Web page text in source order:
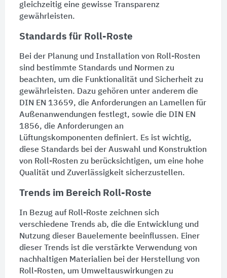
gleichzeitig eine gewisse Transparenz
gewährleisten.
Standards für Roll-Roste
Bei der Planung und Installation von Roll-Rosten
sind bestimmte Standards und Normen zu
beachten, um die Funktionalität und Sicherheit zu
gewährleisten. Dazu gehören unter anderem die
DIN EN 13659, die Anforderungen an Lamellen für
Außenanwendungen festlegt, sowie die DIN EN
1856, die Anforderungen an
Lüftungskomponenten definiert. Es ist wichtig,
diese Standards bei der Auswahl und Konstruktion
von Roll-Rosten zu berücksichtigen, um eine hohe
Qualität und Zuverlässigkeit sicherzustellen.
Trends im Bereich Roll-Roste
In Bezug auf Roll-Roste zeichnen sich
verschiedene Trends ab, die die Entwicklung und
Nutzung dieser Bauelemente beeinflussen. Einer
dieser Trends ist die verstärkte Verwendung von
nachhaltigen Materialien bei der Herstellung von
Roll-Rosten, um Umweltauswirkungen zu